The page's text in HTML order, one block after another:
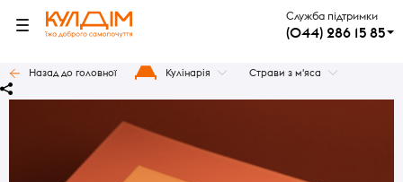
Служба підтримки
(044) 286 15 85
Назад до головної Кулінарія Страви з м'яса